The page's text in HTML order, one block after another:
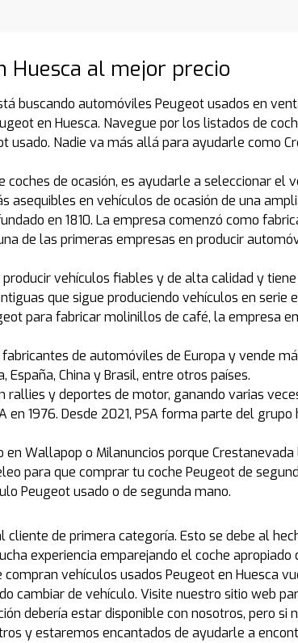
Huesca al mejor precio
buscando automóviles Peugeot usados en
en Huesca. Navegue por los listados de
usado. Nadie va más allá para ayudarle como
de ocasión, es ayudarle a seleccionar el
asequibles en vehículos de ocasión de una
en 1810. La empresa comenzó como
de las primeras empresas en producir
vehículos fiables y de alta calidad y
que sigue produciendo vehículos en serie
para fabricar molinillos de café, la empresa
de automóviles de Europa y vende
China y Brasil, entre otros países.
y deportes de motor, ganando varias
en 1976. Desde 2021, PSA forma parte del
Wallapop o Milanuncios porque
para que comprar tu coche Peugeot de
Peugeot usado o de segunda mano.
cliente de primera categoría. Esto se debe al
experiencia emparejando el coche
vehículos usados Peugeot en Huesca
cambiar de vehículo. Visite nuestro sitio web
debería estar disponible con nosotros, pero
y estaremos encantados de ayudarle a